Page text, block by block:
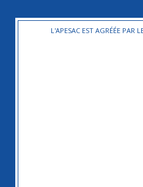
L'APESAC EST AGRÉÉE PAR